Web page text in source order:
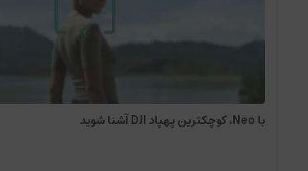
با Neo، کوچکترین پهپاد DJI آشنا شوید